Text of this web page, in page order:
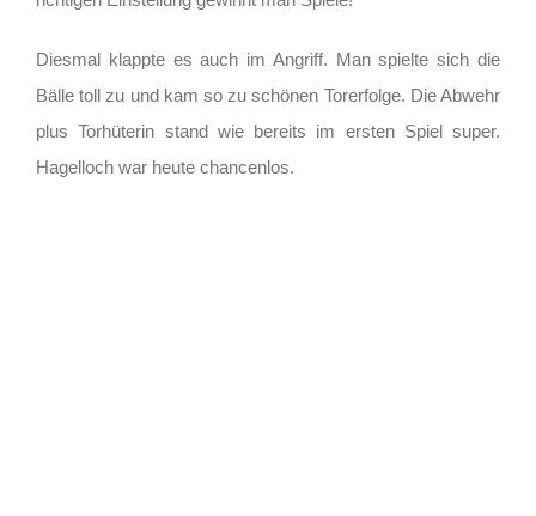
Diesmal klappte es auch im Angriff. Man spielte sich die
Bälle toll zu und kam so zu schönen Torerfolge. Die Abwehr
plus Torhüterin stand wie bereits im ersten Spiel super.
Hagelloch war heute chancenlos.